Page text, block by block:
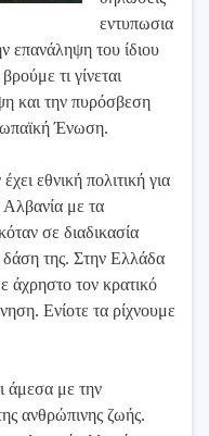
εντυπωσια
επανάληψη του ίδιου
τι γίνεται
και την πυρόσβεση
Ένωση.
εθνική πολιτική για
Αλβανία με τα
σε διαδικασία
δάση της. Στην Ελλάδα
άχρηστο τον κρατικό
Ενίοτε τα ρίχνουμε
άμεσα με την
ανθρώπινης ζωής.